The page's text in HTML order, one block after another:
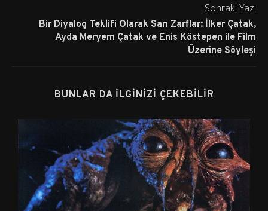
Sonraki Yazı
Bir Diyalog Teklifi Olarak Sarı Zarflar: İlker Çatak,
Ayda Meryem Çatak ve Enis Köstepen ile Film
Üzerine Söyleşi
BUNLAR DA İLGINIZI ÇEKEBILIR